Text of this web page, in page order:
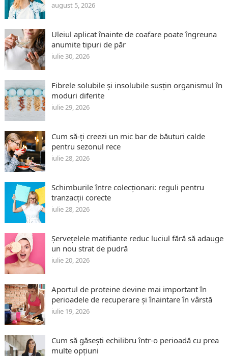
august 5, 2026
Uleiul aplicat înainte de coafare poate îngreuna
anumite tipuri de păr
iulie 30, 2026
Fibrele solubile și insolubile susțin organismul în
moduri diferite
iulie 29, 2026
Cum să-ți creezi un mic bar de băuturi calde
pentru sezonul rece
iulie 28, 2026
Schimburile între colecționari: reguli pentru
tranzacții corecte
iulie 28, 2026
Șervețelele matifiante reduc luciul fără să adauge
un nou strat de pudră
iulie 20, 2026
Aportul de proteine devine mai important în
perioadele de recuperare și înaintare în vârstă
iulie 19, 2026
Cum să găsești echilibru într-o perioadă cu prea
multe opțiuni